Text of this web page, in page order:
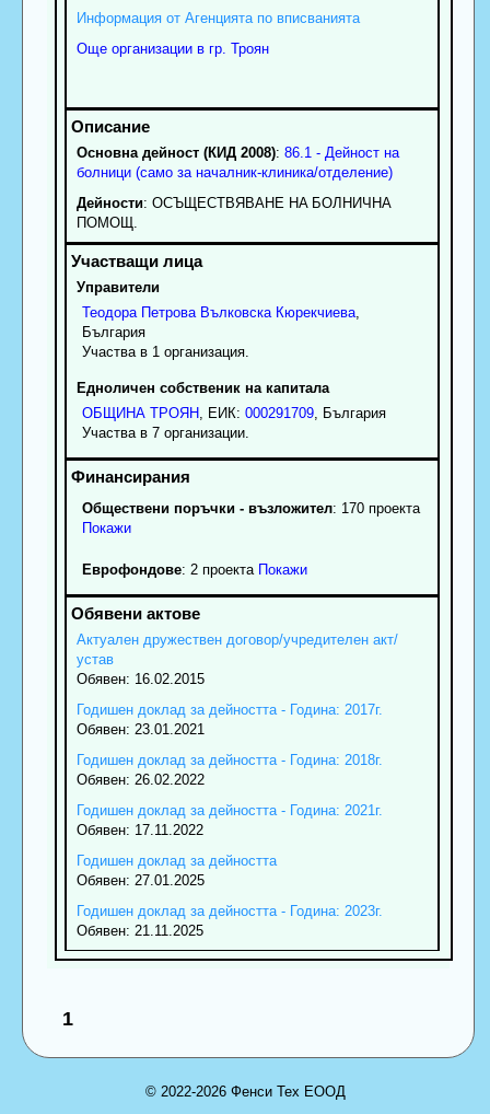
Информация от Агенцията по вписванията
Още организации в гр. Троян
Основна дейност (КИД 2008): 86.1 - Дейност на
болници (само за началник-клиника/отделение)
Дейности: OCЪЩECTBЯBAHE HA БOЛHИЧHA
ПOMOЩ.
Управители
Теодора Петрова Вълковска Кюрекчиева,
България
Участва в 1 организация.
Едноличен собственик на капитала
ОБЩИНА ТРОЯН, ЕИК: 000291709, България
Участва в 7 организации.
Обществени поръчки - възложител: 170 проекта
Покажи
Еврофондове: 2 проекта Покажи
Актуален дружествен договор/учредителен акт/
устав
Обявен: 16.02.2015
Годишен доклад за дейността - Година: 2017г.
Обявен: 23.01.2021
Годишен доклад за дейността - Година: 2018г.
Обявен: 26.02.2022
Годишен доклад за дейността - Година: 2021г.
Обявен: 17.11.2022
Годишен доклад за дейността
Обявен: 27.01.2025
Годишен доклад за дейността - Година: 2023г.
Обявен: 21.11.2025
1
© 2022-2026 Фенси Тех ЕООД